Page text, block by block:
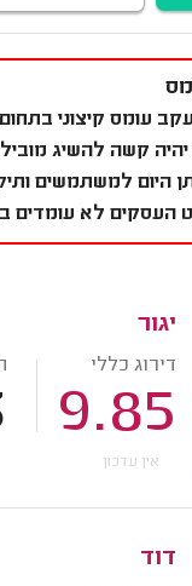
עומס קיצוני
קשה להשיג
היום למשתמשים
העסקים לא עומדים
יגור
דירוג כללי
9.85
אין עדכון
דוד